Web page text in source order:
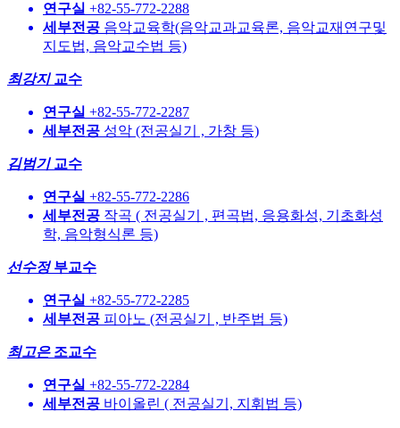
연구실 +82-55-772-2288
세부전공 음악교육학(음악교과교육론, 음악교재연구및
지도법, 음악교수법 등)
최강지교수
연구실 +82-55-772-2287
세부전공 성악 (전공실기 , 가창 등)
김범기교수
연구실 +82-55-772-2286
세부전공 작곡 ( 전공실기 , 편곡법, 응용화성, 기초화성
학, 음악형식론 등)
선수정부교수
연구실 +82-55-772-2285
세부전공 피아노 (전공실기 , 반주법 등)
최고은조교수
연구실 +82-55-772-2284
세부전공 바이올린 ( 전공실기, 지휘법 등)